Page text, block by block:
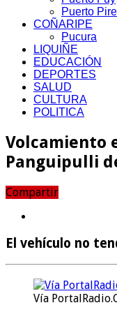
Puerto
COÑARIPE
Pucura
LIQUIÑE
EDUCACIÓN
DEPORTES
SALUD
CULTURA
POLITICA
Volcamiento
Panguipulli
Compartir
El vehículo no
Vía